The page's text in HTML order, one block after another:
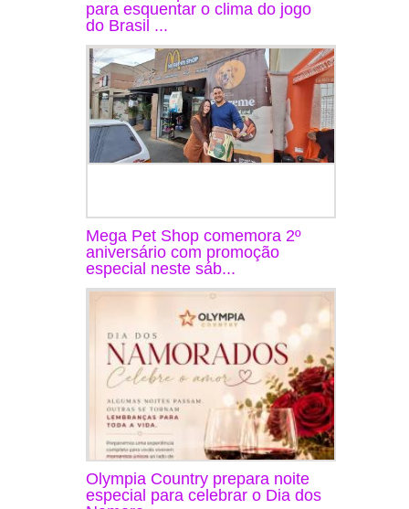
para esquentar o clima do jogo
do Brasil ...
Mega Pet Shop comemora 2º
aniversário com promoção
especial neste sáb...
Olympia Country prepara noite
especial para celebrar o Dia dos